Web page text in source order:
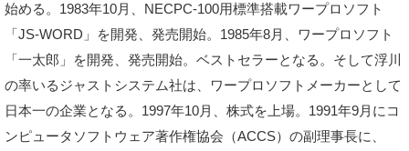
始める。1983年10月、NECPC-100用標準搭載ワープロソフト
「JS-WORD」を開発、発売開始。1985年8月、ワープロソフト
「一太郎」を開発、発売開始。ベストセラーとなる。そして浮川
の率いるジャストシステム社は、ワープロソフトメーカーとして
日本一の企業となる。1997年10月、株式を上場。1991年9月にコ
ンピュータソフトウェア著作権協会（ACCS）の副理事長に、